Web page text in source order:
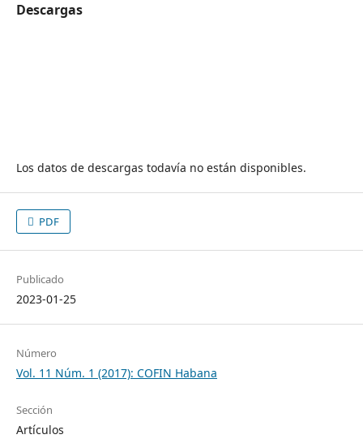
Descargas
Los datos de descargas todavía no están disponibles.
PDF
Publicado
2023-01-25
Número
Vol. 11 Núm. 1 (2017): COFIN Habana
Sección
Artículos